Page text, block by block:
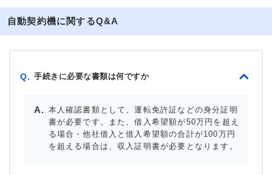
自動契約機に関するQ&A
Q. 手続きに必要な書類は何ですか
本人確認書類として、運転免許証などの身分証明
書が必要です。また、借入希望額が50万円を超え
る場合・他社借入と借入希望額の合計が100万円
を超える場合は、収入証明書が必要となります。